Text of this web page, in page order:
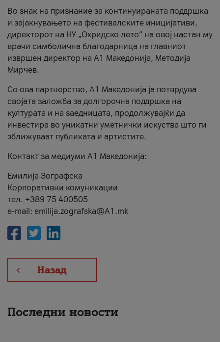
Во знак на признание за континуираната поддршка
и зајакнувањето на фестивалските иницијативи,
директорот на НУ „Охридско лето“ на овој настан му
врачи симболична благодарница на главниот
извршен директор на A1 Македонија, Методија
Мирчев.
Со ова партнерство, A1 Македонија ја потврдува
својата заложба за долгорочна поддршка на
културата и на заедницата, продолжувајќи да
инвестира во уникатни уметнички искуства што ги
зближуваат публиката и артистите.
Контакт за медиуми А1 Македонија:
Емилија Зографска
Корпоративни комуникации
тел. +389 75 400505
e-mail: emilija.zografska@A1.mk
Назад
Последни новости